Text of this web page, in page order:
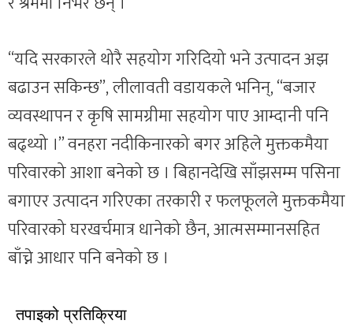
“यदि सरकारले थोरै सहयोग गरिदियो भने उत्पादन अझ
बढाउन सकिन्छ”, लीलावती वडायकले भनिन्, “बजार
व्यवस्थापन र कृषि सामग्रीमा सहयोग पाए आम्दानी पनि
बढ्थ्यो ।” वनहरा नदीकिनारको बगर अहिले मुक्तकमैया
परिवारको आशा बनेको छ । बिहानदेखि साँझसम्म पसिना
बगाएर उत्पादन गरिएका तरकारी र फलफूलले मुक्तकमैया
परिवारको घरखर्चमात्र धानेको छैन, आत्मसम्मानसहित
बाँच्ने आधार पनि बनेको छ ।
तपाइको प्रतिक्रिया